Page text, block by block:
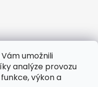
umožnili
analýze provozu
výkon a